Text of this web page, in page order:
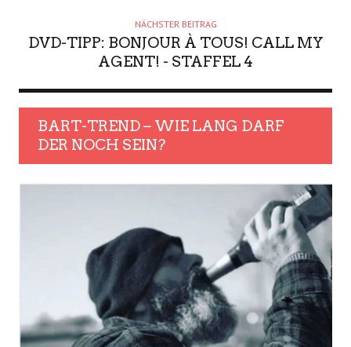
NÄCHSTER BEITRAG
DVD-TIPP: BONJOUR À TOUS! CALL MY
AGENT! - STAFFEL 4
BART-TREND – WIE LANG DARF
DER NOCH SEIN?